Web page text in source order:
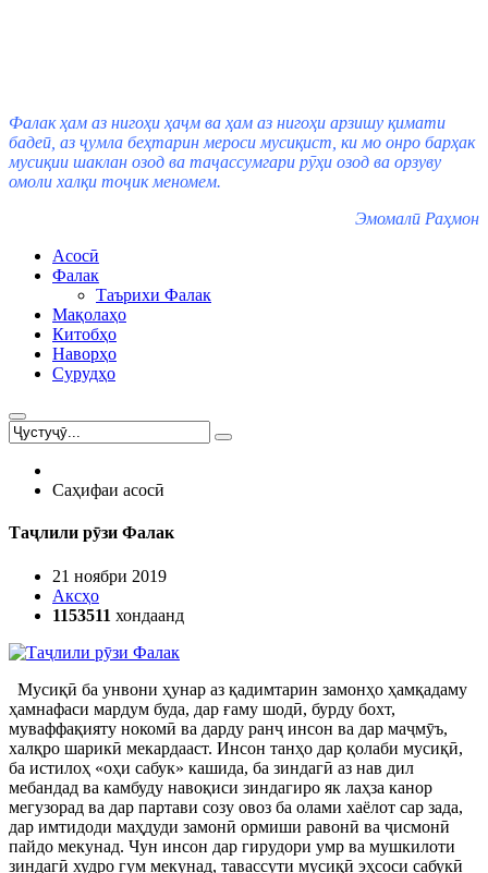
Фалак ҳам аз нигоҳи ҳаҷм ва ҳам аз нигоҳи арзишу қимати
бадеӣ, аз ҷумла беҳтарин мероси мусиқист, ки мо онро барҳак
мусиқии шаклан озод ва таҷассумгари рӯҳи озод ва орзуву
омоли халқи тоҷик меномем.
Эмомалӣ Раҳмон
Асосӣ
Фалак
Таърихи Фалак
Мақолаҳо
Китобҳо
Наворҳо
Сурудҳо
Саҳифаи асосӣ
Таҷлили рӯзи Фалак
21 ноябри 2019
Аксҳо
1153511 хондаанд
Мусиқӣ ба унвони ҳунар аз қадимтарин замонҳо ҳамқадаму
ҳамнафаси мардум буда, дар ғаму шодӣ, бурду бохт,
муваффақияту нокомӣ ва дарду ранҷ инсон ва дар маҷмӯъ,
халқро шарикӣ мекардааст. Инсон танҳо дар қолаби мусиқӣ,
ба истилоҳ «оҳи сабук» кашида, ба зиндагӣ аз нав дил
мебандад ва камбуду навоқиси зиндагиро як лаҳза канор
мегузорад ва дар партави созу овоз ба олами хаёлот сар зада,
дар имтидоди маҳдуди замонӣ ормиши равонӣ ва ҷисмонӣ
пайдо мекунад. Чун инсон дар гирудори умр ва мушкилоти
зиндагӣ худро гум мекунад, тавассути мусиқӣ эҳсоси сабукӣ